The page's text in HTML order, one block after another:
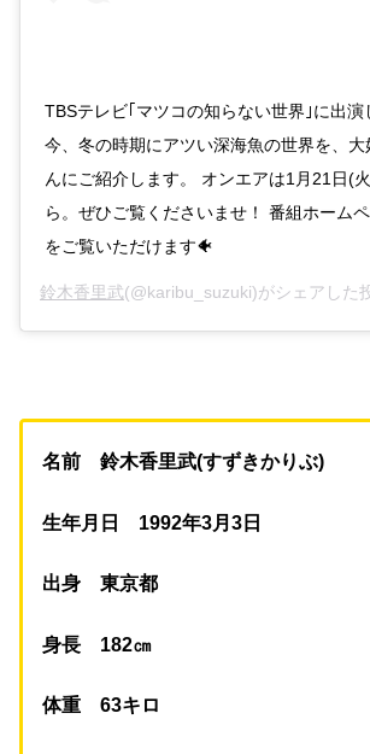
TBSテレビ｢マツコの知らない世界｣に出演
今、冬の時期にアツい深海魚の世界を、大
んにご紹介します。 オンエアは1月21日(
ら。ぜひご覧くださいませ！ 番組ホーム
をご覧いただけます🐠
鈴木香里武(@karibu_suzuki)がシェアした
名前 鈴木香里武(すずきかりぶ)
生年月日 1992年3月3日
出身 東京都
身長 182㎝
体重 63キロ